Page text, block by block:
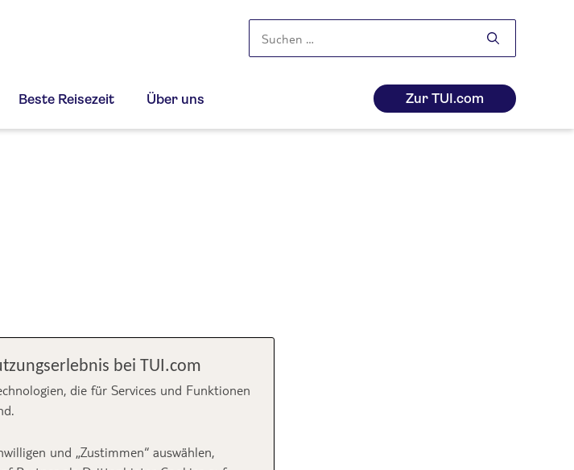
nach:
Beste Reisezeit Über uns Zur TUI.com
bei TUI.com
die für Services und Funktionen
und „Zustimmen“ auswählen,